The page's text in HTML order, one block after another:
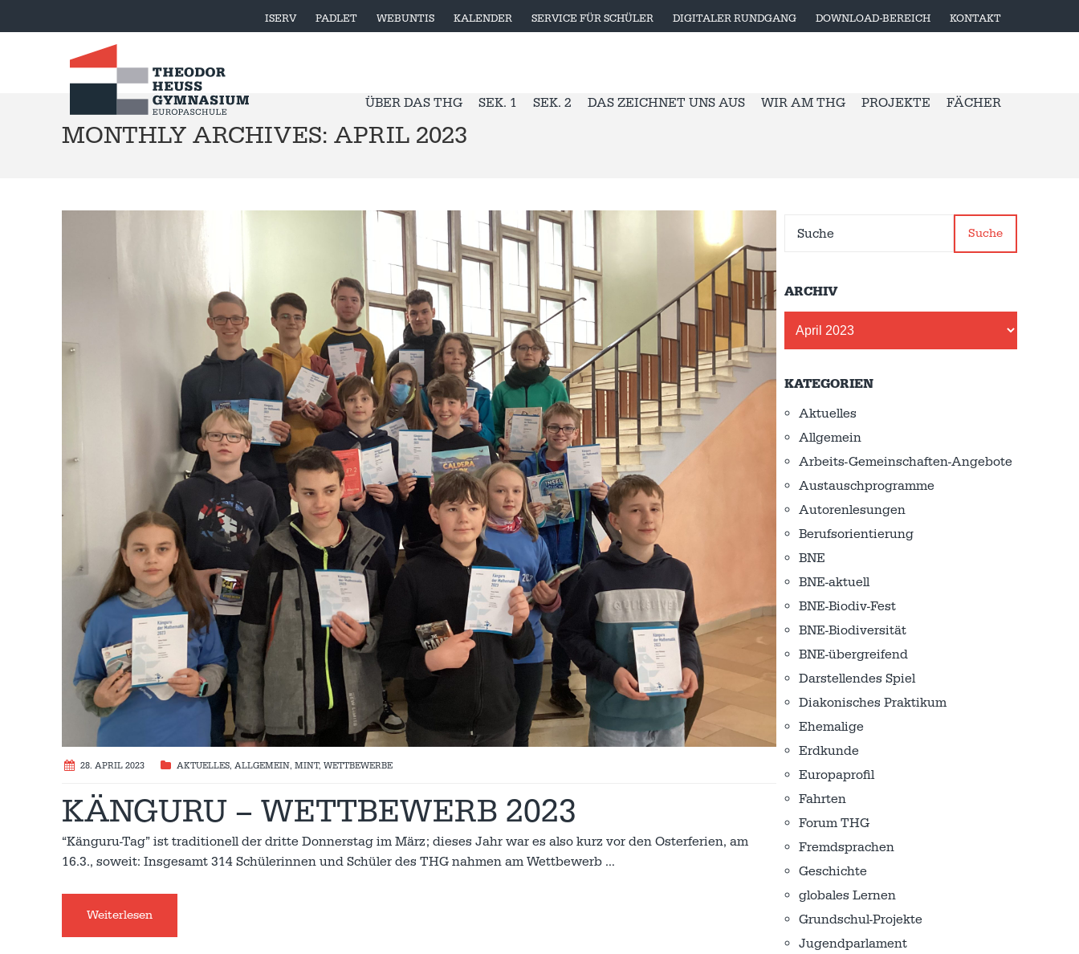
ISERV PADLET WEBUNTIS KALENDER SERVICE FÜR SCHÜLER DIGITALER RUNDGANG DOWNLOAD-BEREICH KONTAKT
ÜBER DAS THG SEK. 1 SEK. 2 DAS ZEICHNET UNS AUS WIR AM THG PROJEKTE FÄCHER
MONTHLY ARCHIVES: APRIL 2023
28. APRIL 2023 AKTUELLES, ALLGEMEIN, MINT, WETTBEWERBE
KÄNGURU – WETTBEWERB 2023
“Känguru-Tag” ist traditionell der dritte Donnerstag im März; dieses Jahr war es also kurz vor den Osterferien, am
16.3., soweit: Insgesamt 314 Schülerinnen und Schüler des THG nahmen am Wettbewerb …
Weiterlesen
Suche
ARCHIV
KATEGORIEN
Aktuelles
Allgemein
Arbeits-Gemeinschaften-Angebote
Austausch­programme
Autorenlesungen
Berufsorientierung
BNE
BNE-aktuell
BNE-Biodiv-Fest
BNE-Biodiversität
BNE-übergreifend
Darstellendes Spiel
Diakonisches Praktikum
Ehemalige
Erdkunde
Europaprofil
Fahrten
Forum THG
Fremdsprachen
Geschichte
globales Lernen
Grundschul-Projekte
Jugendparlament